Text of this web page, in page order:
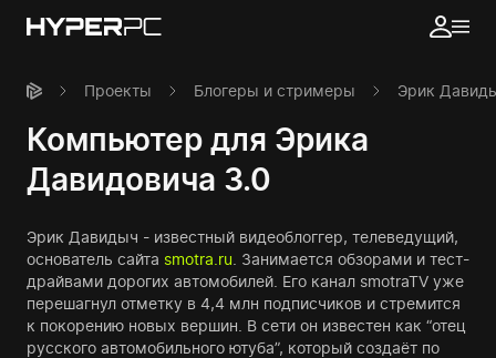
Проекты Блогеры и стримеры Эрик
Компьютер для Эрика
Давидовича 3.0
Эрик Давидыч - известный видеоблоггер, телеведущий,
основатель сайта smotra.ru . Занимается обзорами и тест-
драйвами дорогих автомобилей. Его канал smotraTV уже
перешагнул отметку в 4,4 млн подписчиков и стремится
к покорению новых вершин. В сети он известен как “отец
русского автомобильного ютуба”, который создаёт по